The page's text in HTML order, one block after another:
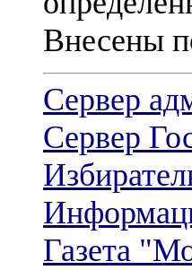
Внесены
Cервер
Сервер
Газета